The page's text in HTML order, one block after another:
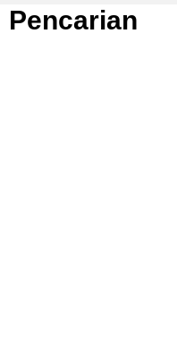
Pencarian